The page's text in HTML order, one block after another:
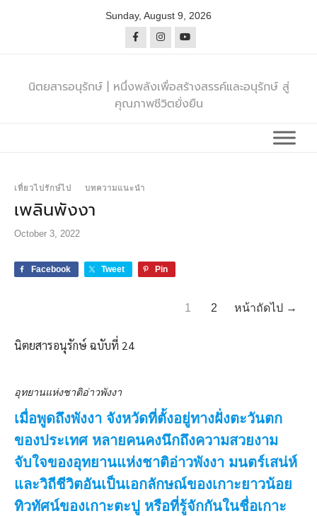
Sunday, August 9, 2026
นิตยสารอนุรักษ์ | หนึ่งพลังเพื่อสร้างสรรค์และอนุรักษ์ สู่
คุณภาพชีวิตยั่งยืน
เที่ยวไปรักษ์ไป บทความแนะนำ
เพลินพังงา
October 3, 2022
Facebook Tweet Pin
1 2 หน้าถัดไป →
นิตยสารอนุรักษ์ ฉบับที่ 24
อุทยานแห่งชาติอ่าวพังงา
เมื่อพูดถึงพังงา จังหวัดที่ตั้งอยู่ทางฝั่งตะวันตก
ของประเทศ หลายคนคงนึกถึงความสวยงาม
จับใจของอุทยานแห่งชาติอ่าวพังงา มนตร์เสน่ห์
และวิถีชีวิตอันเป็นเอกลักษณ์ของเกาะยาวน้อย
ทิวทัศน์ของเกาะตะปู หรือที่รู้จักกันในชื่อเกาะ